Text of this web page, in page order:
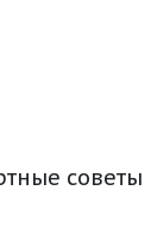
советы